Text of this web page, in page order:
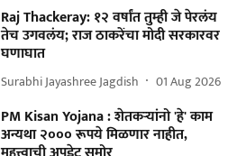
Raj Thackeray: १२ वर्षांत तुम्ही जे पेरलंय
तेच उगवलंय; राज ठाकरेंचा मोदी सरकारवर
घणाघात
Surabhi Jayashree Jagdish 01 Aug 2026
PM Kisan Yojana : शेतकऱ्यांनो 'हे' काम
अन्यथा २००० रूपये मिळणार नाहीत,